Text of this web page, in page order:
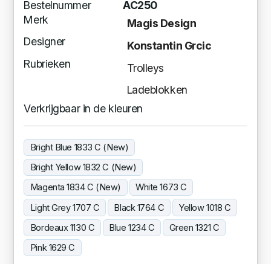
Bestelnummer
AC250
Merk
Magis Design
Designer
Konstantin Grcic
Rubrieken
Trolleys
Ladeblokken
Verkrijgbaar in de kleuren
Bright Blue 1833 C (New)
Bright Yellow 1832 C (New)
Magenta 1834 C (New)
White 1673 C
Light Grey 1707 C
Black 1764 C
Yellow 1018 C
Bordeaux 1130 C
Blue 1234 C
Green 1321 C
Pink 1629 C